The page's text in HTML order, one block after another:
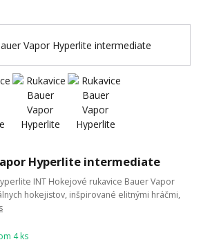
Hyperlite intermediate
INT Hokejové rukavice Bauer Vapor
hokejistov, inšpirované elitnými hráčmi,
4 ks